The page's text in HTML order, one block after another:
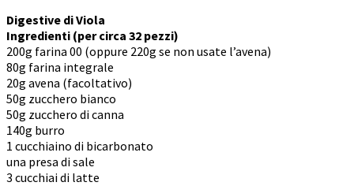
Digestive di Viola
Ingredienti (per circa 32 pezzi)
200g farina 00 (oppure 220g se non usate l’avena)
80g farina integrale
20g avena (facoltativo)
50g zucchero bianco
50g zucchero di canna
140g burro
1 cucchiaino di bicarbonato
una presa di sale
3 cucchiai di latte